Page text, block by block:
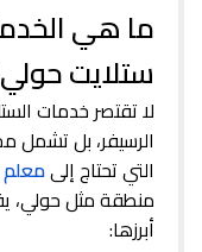
ما هي
ستلايت
لا تقتصر خدمات
الرسيفر، بل تشمل
التي تحتاج إلى
منطقة مثل حولي،
أبرزها: